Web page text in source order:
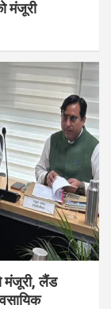
मंजूरी
मंजूरी, लैंड